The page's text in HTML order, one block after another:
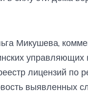
Микушева,
лицензий по
выявленных